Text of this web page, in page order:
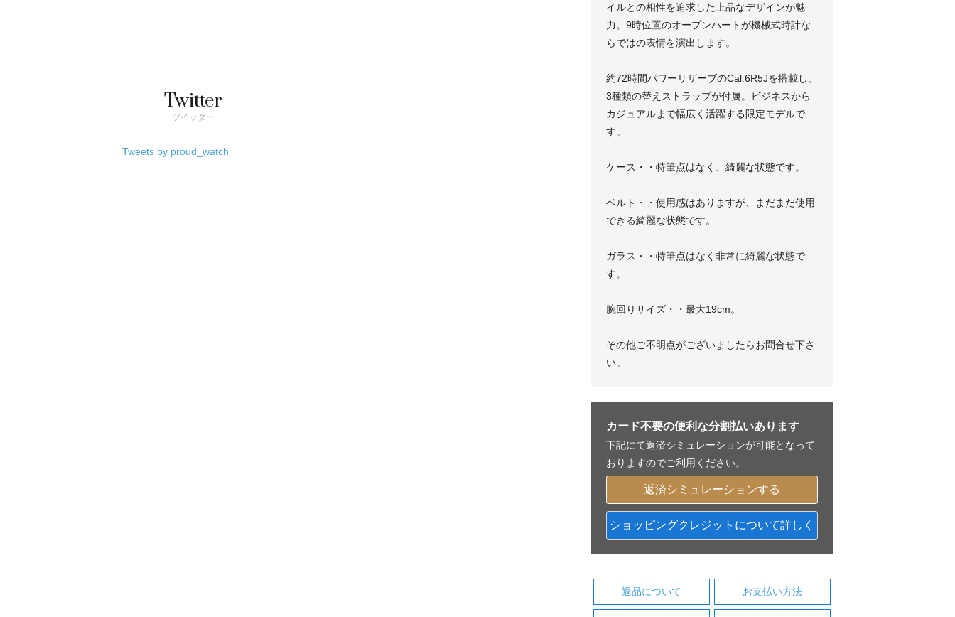
イルとの相性を追求した上品なデザインが魅
力。9時位置のオープンハートが機械式時計な
らではの表情を演出します。
約72時間パワーリザーブのCal.6R5Jを搭載し、
3種類の替えストラップが付属。ビジネスから
カジュアルまで幅広く活躍する限定モデルで
す。
ケース・・特筆点はなく、綺麗な状態です。
ベルト・・使用感はありますが、まだまだ使用
できる綺麗な状態です。
ガラス・・特筆点はなく非常に綺麗な状態で
す。
腕回りサイズ・・最大19cm。
その他ご不明点がございましたらお問合せ下さ
い。
カード不要の便利な分割払いあります
下記にて返済シミュレーションが可能となって
おりますのでご利用ください。
返済シミュレーションする
ショッピングクレジットについて詳しく
返品について お支払い方法
Twitter
ツイッター
Tweets by proud_watch